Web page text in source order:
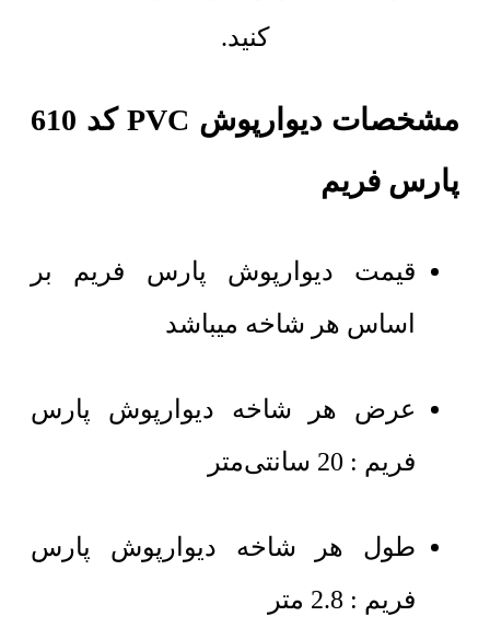
کنید.
مشخصات دیوارپوش PVC کد 610
پارس فریم
قیمت دیوارپوش پارس فریم بر
اساس هر شاخه میباشد
عرض هر شاخه دیوارپوش پارس
فریم : 20 سانتی‌متر
طول هر شاخه دیوارپوش پارس
فریم : 2.8 متر